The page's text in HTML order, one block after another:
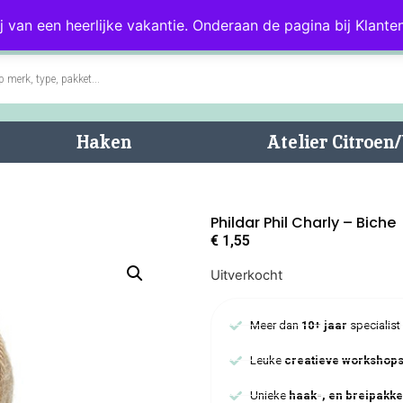
een heerlijke vakantie. Onderaan de pagina bij
Blog Klantenservice
Haken Atelier
Phildar Phil Charly – Biche
€ 1,55
Uitverkocht
Meer dan 10+ jaar specialist
Leuke creatieve workshops
Uniekehaak-, en